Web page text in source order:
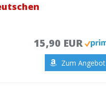
15,90 EUR
Zum Angebot